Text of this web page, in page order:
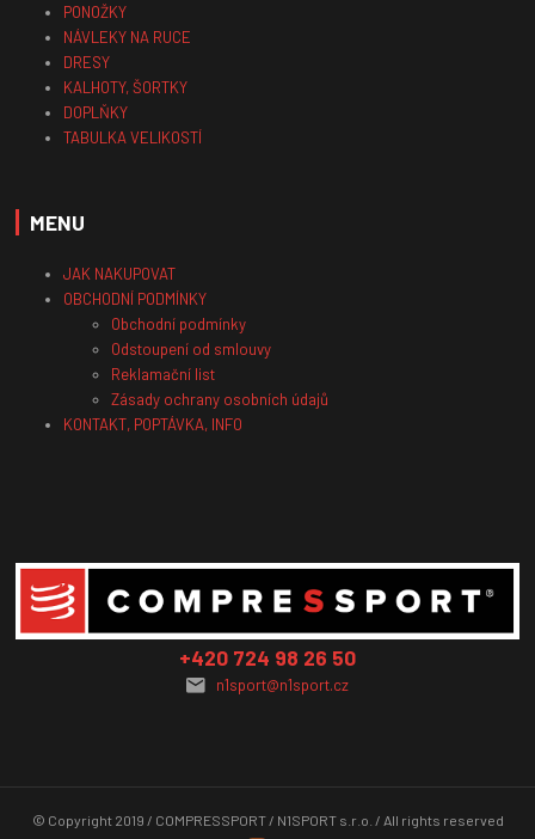
PONOŽKY
NÁVLEKY NA RUCE
DRESY
KALHOTY, ŠORTKY
DOPLŇKY
TABULKA VELIKOSTÍ
MENU
JAK NAKUPOVAT
OBCHODNÍ PODMÍNKY
Obchodní podmínky
Odstoupení od smlouvy
Reklamační list
Zásady ochrany osobních údajů
KONTAKT, POPTÁVKA, INFO
+420 724 98 26 50
n1sport@n1sport.cz
© Copyright 2019 / COMPRESSPORT / N1SPORT s.r.o. / All rights reserved